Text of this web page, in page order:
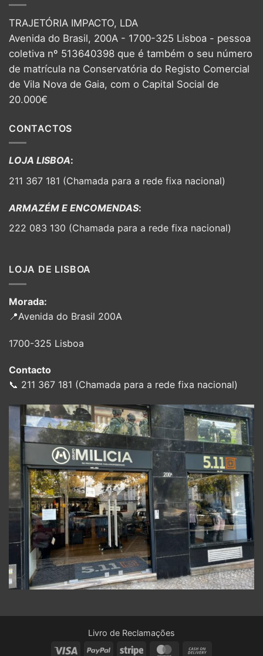
TRAJETÓRIA IMPACTO, LDA
Avenida do Brasil, 200A - 1700-325 Lisboa - pessoa
coletiva nº 513640398 que é também o seu número
de matrícula na Conservatória do Registo Comercial
de Vila Nova de Gaia, com o Capital Social de
20.000€
CONTACTOS
LOJA LISBOA:
211 367 181 (Chamada para a rede fixa nacional)
ARMAZÉM E ENCOMENDAS:
222 083 130 (Chamada para a rede fixa nacional)
LOJA DE LISBOA
Morada:
📍Avenida do Brasil 200A
1700-325 Lisboa
Contacto
📞 211 367 181 (Chamada para a rede fixa nacional)
Livro de Reclamações
Visa
PayPal Stripe MasterCard